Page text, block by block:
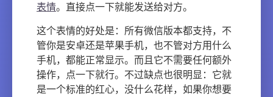
表情。直接点一下就能发送给对方。
这个表情的好处是：所有微信版本都支持，不
管你是安卓还是苹果手机，也不管对方用什么
手机，都能正常显示。而且它不需要任何额外
操作，点一下就行。不过缺点也很明显：它就
是一个标准的红心，没什么花样，如果你想要